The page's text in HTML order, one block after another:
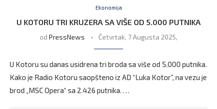
Ekonomija
U KOTORU TRI KRUZERA SA VIŠE OD 5.000 PUTNIKA
od PressNews Četvrtak, 7 Augusta 2025,
U Kotoru su danas usidrena tri broda sa više od 5.000 putnika.
Kako je Radio Kotoru saopšteno iz AD “Luka Kotor”, na vezu je
brod „MSC Opera“ sa 2.426 putnika. …